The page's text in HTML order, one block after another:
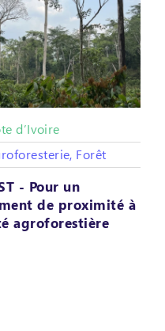
d’Ivoire
Forêt
- Pour un
de proximité à
agroforestière